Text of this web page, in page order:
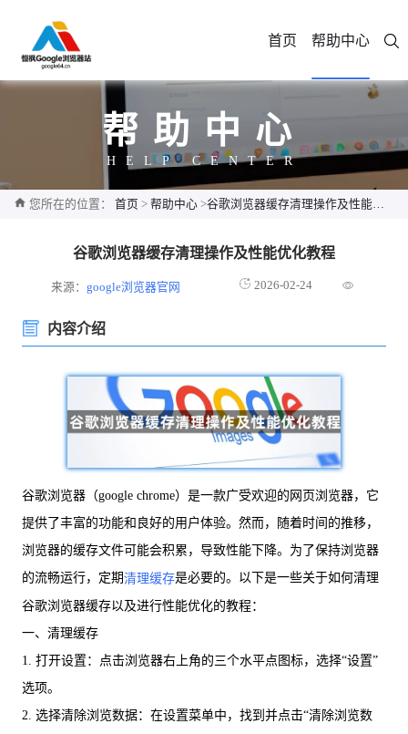
首页 帮助中心
帮助中心
HELP CENTER
您所在的位置： 首页 > 帮助中心 >谷歌浏览器缓存清理操作及性能优化教程
谷歌浏览器缓存清理操作及性能优化教程
来源：google浏览器官网 2026-02-24
内容介绍
谷歌浏览器（google chrome）是一款广受欢迎的网页浏览器，它
提供了丰富的功能和良好的用户体验。然而，随着时间的推移，
浏览器的缓存文件可能会积累，导致性能下降。为了保持浏览器
的流畅运行，定期清理缓存是必要的。以下是一些关于如何清理
谷歌浏览器缓存以及进行性能优化的教程：
一、清理缓存
1. 打开设置：点击浏览器右上角的三个水平点图标，选择“设置”
选项。
2. 选择清除浏览数据：在设置菜单中，找到并点击“清除浏览数